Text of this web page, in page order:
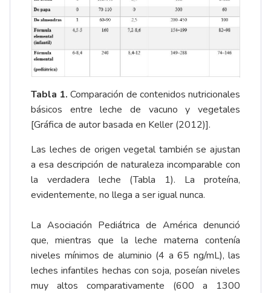
Tabla 1. Comparación de contenidos nutricionales
básicos entre leche de vacuno y vegetales
[Gráfica de autor basada en Keller (2012)].
Las leches de origen vegetal también se ajustan
a esa descripción de naturaleza incomparable con
la verdadera leche (Tabla 1). La proteína,
evidentemente, no llega a ser igual nunca.
La Asociación Pediátrica de América denunció
que, mientras que la leche materna contenía
niveles mínimos de aluminio (4 a 65 ng/mL), las
leches infantiles hechas con soja, poseían niveles
muy altos comparativamente (600 a 1300